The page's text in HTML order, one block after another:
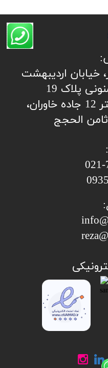
خیابان اردیبهشت
پلاک 19
کارخانه: تهران، کیلومتر 12 جاده خاوران،
الحجج